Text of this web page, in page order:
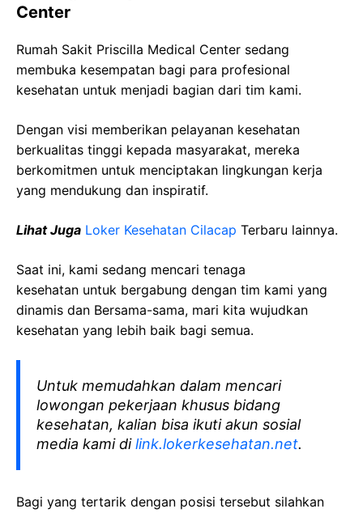
Center
Rumah Sakit Priscilla Medical Center sedang
membuka kesempatan bagi para profesional
kesehatan untuk menjadi bagian dari tim kami.
Dengan visi memberikan pelayanan kesehatan
berkualitas tinggi kepada masyarakat, mereka
berkomitmen untuk menciptakan lingkungan kerja
yang mendukung dan inspiratif.
Lihat Juga Loker Kesehatan Cilacap Terbaru lainnya.
Saat ini, kami sedang mencari tenaga
kesehatan untuk bergabung dengan tim kami yang
dinamis dan Bersama-sama, mari kita wujudkan
kesehatan yang lebih baik bagi semua.
Untuk memudahkan dalam mencari
lowongan pekerjaan khusus bidang
kesehatan, kalian bisa ikuti akun sosial
media kami dilink.lokerkesehatan.net.
Bagi yang tertarik dengan posisi tersebut silahkan